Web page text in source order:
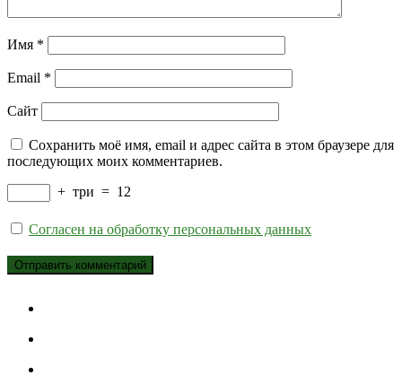
Имя *
Email *
Сайт
Сохранить моё имя, email и адрес сайта в этом браузере для
последующих моих комментариев.
+ три = 12
Согласен на обработку персональных данных